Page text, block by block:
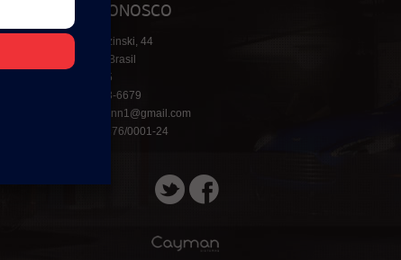
FALE CONOSCO
Rua José Gaidzinski, 44
Criciúma - SC, Brasil
CEP 88811-515
Fone: (48) 3433-6679
eduardotessmann1@gmail.com
CNPJ: 05.338.376/0001-24